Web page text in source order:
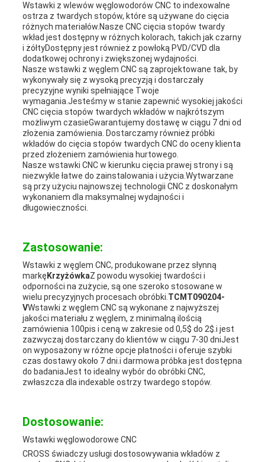
Wstawki z wlewów węglowodorów CNC to indexowalne
ostrza z twardych stopów, które są używane do cięcia
różnych materiałów.Nasze CNC cięcia stopów twardy
wkład jest dostępny w różnych kolorach, takich jak czarny
i żółtyDostępny jest również z powłoką PVD/CVD dla
dodatkowej ochrony i zwiększonej wydajności.
Nasze wstawki z węglem CNC są zaprojektowane tak, by
wykonywały się z wysoką precyzją i dostarczały
precyzyjne wyniki spełniające Twoje
wymagania.Jesteśmy w stanie zapewnić wysokiej jakości
CNC cięcia stopów twardych wkładów w najkrótszym
możliwym czasieGwarantujemy dostawę w ciągu 7 dni od
złożenia zamówienia. Dostarczamy również próbki
wkładów do cięcia stopów twardych CNC do oceny klienta
przed złożeniem zamówienia hurtowego.
Nasze wstawki CNC w kierunku cięcia prawej strony i są
niezwykle łatwe do zainstalowania i użycia.Wytwarzane
są przy użyciu najnowszej technologii CNC z doskonałym
wykonaniem dla maksymalnej wydajności i
długowieczności.
Zastosowanie:
Wstawki z węglem CNC, produkowane przez słynną
markę KrzyżówkaZ powodu wysokiej twardości i
odporności na zużycie, są one szeroko stosowane w
wielu precyzyjnych procesach obróbki.TCMT090204-
VWstawki z węglem CNC są wykonane z najwyższej
jakości materiału z węglem, z minimalną ilością
zamówienia 100pis i ceną w zakresie od 0,5$ do 2$.i jest
zazwyczaj dostarczany do klientów w ciągu 7-30 dniJest
on wyposażony w różne opcje płatności i oferuje szybki
czas dostawy około 7 dni.i darmowa próbka jest dostępna
do badaniaJest to idealny wybór do obróbki CNC,
zwłaszcza dla indexable ostrzy twardego stopów.
Dostosowanie:
Wstawki węglowodorowe CNC
CROSS świadczy usługi dostosowywania wkładów z